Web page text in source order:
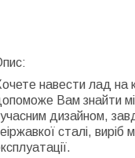
навести лад на
Вам знайти
дизайном,
сталі,